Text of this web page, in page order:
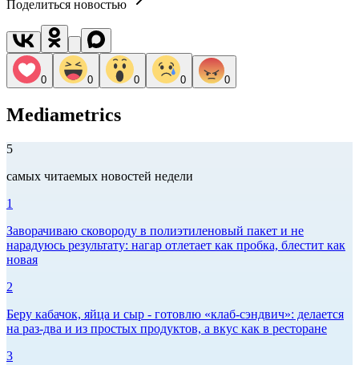
Поделиться новостью
0 0 0 0 0
Mediametrics
5
самых читаемых новостей недели
1
Заворачиваю сковороду в полиэтиленовый пакет и не
нарадуюсь результату: нагар отлетает как пробка, блестит как
новая
2
Беру кабачок, яйца и сыр - готовлю «клаб-сэндвич»: делается
на раз-два и из простых продуктов, а вкус как в ресторане
3